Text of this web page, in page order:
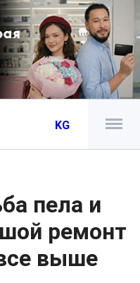
KG
пела и
ремонт
выше